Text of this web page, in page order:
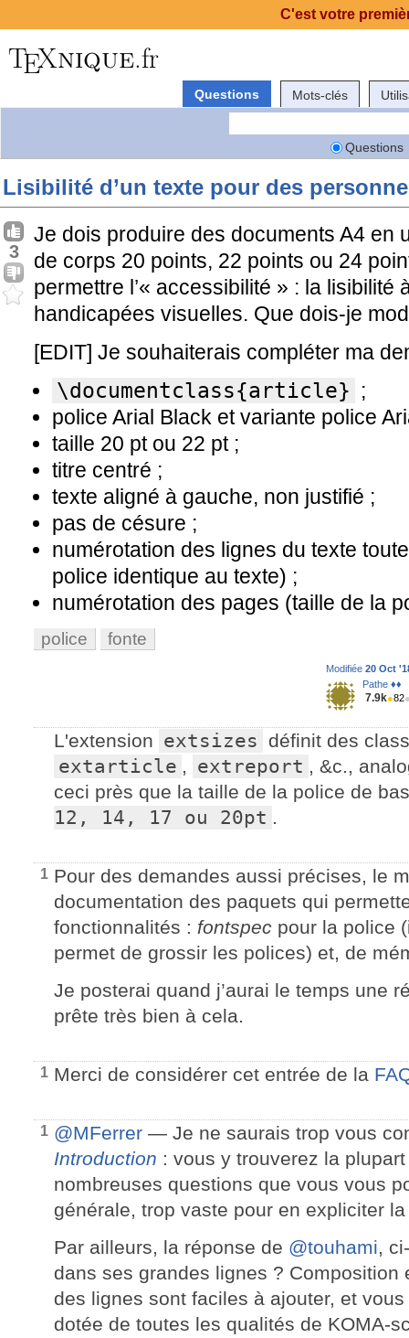
Questions Mots-clés
Questions
Lisibilité d’un texte pour des
3
Je dois produire des documents A4 en
de corps 20 points, 22 points ou 24
permettre l’« accessibilité » : la lisibilité
handicapées visuelles. Que dois-je
[EDIT] Je souhaiterais compléter ma
\documentclass{article} ;
police Arial Black et variante police
taille 20 pt ou 22 pt ;
titre centré ;
texte aligné à gauche, non justifié ;
pas de césure ;
numérotation des lignes du texte
police identique au texte) ;
numérotation des pages (taille de la
police fonte
Modifiée 20 Oct
Pathe ♦♦
7.9k●82
L'extension extsizes définit des
extarticle , extreport , &c.,
ceci près que la taille de la police de
12, 14, 17 ou 20pt .
1 Pour des demandes aussi précises, le
documentation des paquets qui
fonctionnalités : fontspec pour la police
permet de grossir les polices) et, de
Je posterai quand j’aurai le temps une
prête très bien à cela.
1 Merci de considérer cet entrée de la
1 @MFerrer — Je ne saurais trop vous
Introduction : vous y trouverez la
nombreuses questions que vous vous
générale, trop vaste pour en expliciter
Par ailleurs, la réponse de @touhami,
dans ses grandes lignes ? Composition
des lignes sont faciles à ajouter, et
dotée de toutes les qualités de KOMA-
C'est votre